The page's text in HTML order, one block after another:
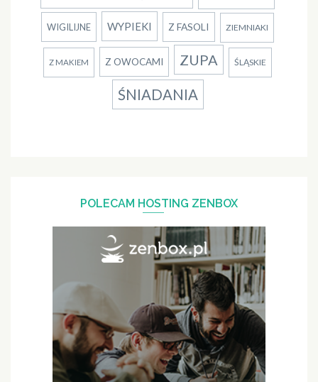
WIGILIJNE WYPIEKI Z FASOLI ZIEMNIAKI
Z MAKIEM Z OWOCAMI ZUPA ŚLĄSKIE
ŚNIADANIA
POLECAM HOSTING ZENBOX